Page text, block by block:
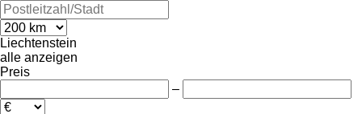
Liechtenstein
alle anzeigen
Preis
–